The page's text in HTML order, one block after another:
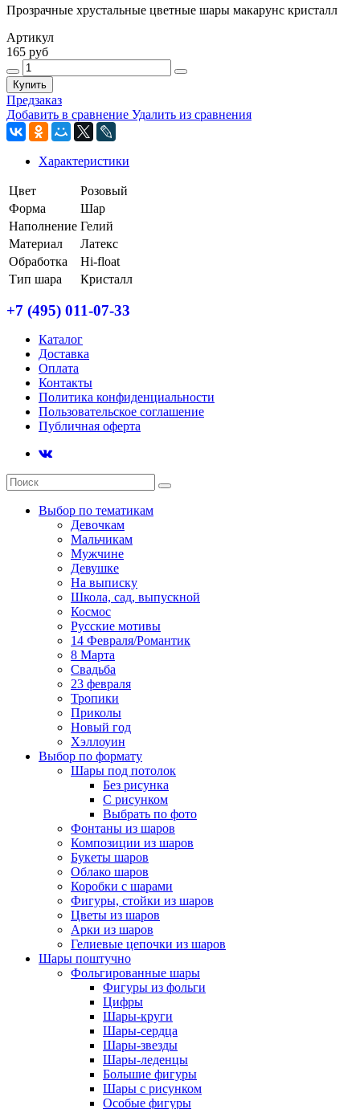
Прозрачные хрустальные цветные шары макарунс кристалл
Артикул
165 руб
Купить
Предзаказ
Добавить в сравнение Удалить из сравнения
Характеристики
Цвет
Розовый
Форма
Шар
Наполнение Гелий
Материал
Латекс
Обработка
Hi-float
Тип шара
Кристалл
+7 (495) 011-07-33
Каталог
Доставка
Оплата
Контакты
Политика конфиденциальности
Пользовательское соглашение
Публичная оферта
Выбор по тематикам
Девочкам
Мальчикам
Мужчине
Девушке
На выписку
Школа, сад, выпускной
Космос
Русские мотивы
14 Февраля/Романтик
8 Марта
Свадьба
23 февраля
Тропики
Приколы
Новый год
Хэллоуин
Выбор по формату
Шары под потолок
Без рисунка
С рисунком
Выбрать по фото
Фонтаны из шаров
Композиции из шаров
Букеты шаров
Облако шаров
Коробки с шарами
Фигуры, стойки из шаров
Цветы из шаров
Арки из шаров
Гелиевые цепочки из шаров
Шары поштучно
Фольгированные шары
Фигуры из фольги
Цифры
Шары-круги
Шары-сердца
Шары-звезды
Шары-леденцы
Большие фигуры
Шары с рисунком
Особые фигуры